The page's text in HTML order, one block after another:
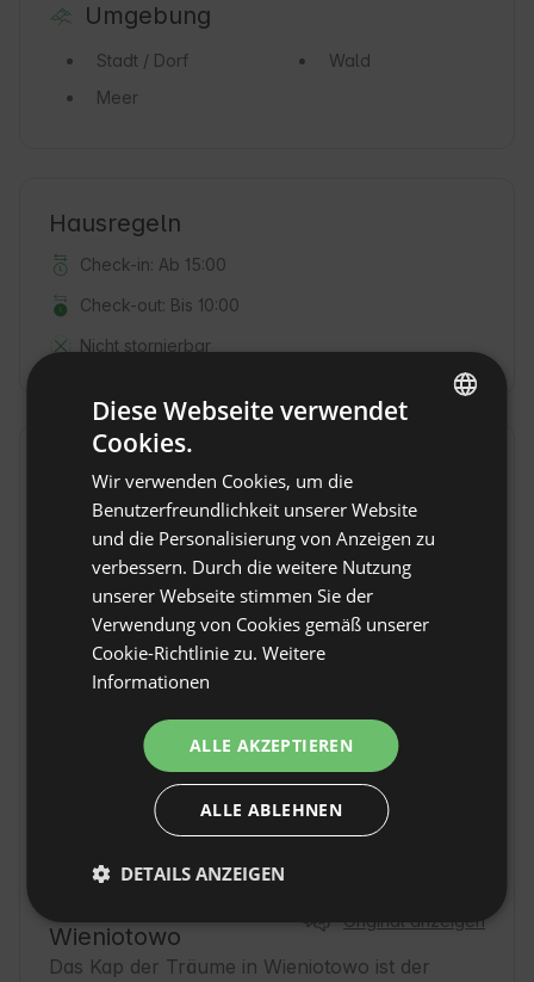
Umgebung
Stadt / Dorf
Wald
Meer
Hausregeln
Check-in: Ab 15:00
Check-out: Bis 10:00
Nicht stornierbar
Standort
Wieniotowo, Woiwodschaft zachodniopomorskie,
Polen
Wieniotowo
Original anzeigen
Das Kap der Träume in Wieniotowo ist der
GERMAN
Diese Webseite verwendet
Cookies.
Wir verwenden Cookies, um die
Benutzerfreundlichkeit unserer Website
und die Personalisierung von Anzeigen zu
verbessern. Durch die weitere Nutzung
unserer Webseite stimmen Sie der
Verwendung von Cookies gemäß unserer
Cookie-Richtlinie zu. Weitere
Informationen
ALLE AKZEPTIEREN
ALLE ABLEHNEN
DETAILS ANZEIGEN